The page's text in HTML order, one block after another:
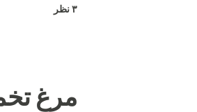
۳ نظر
مرغ